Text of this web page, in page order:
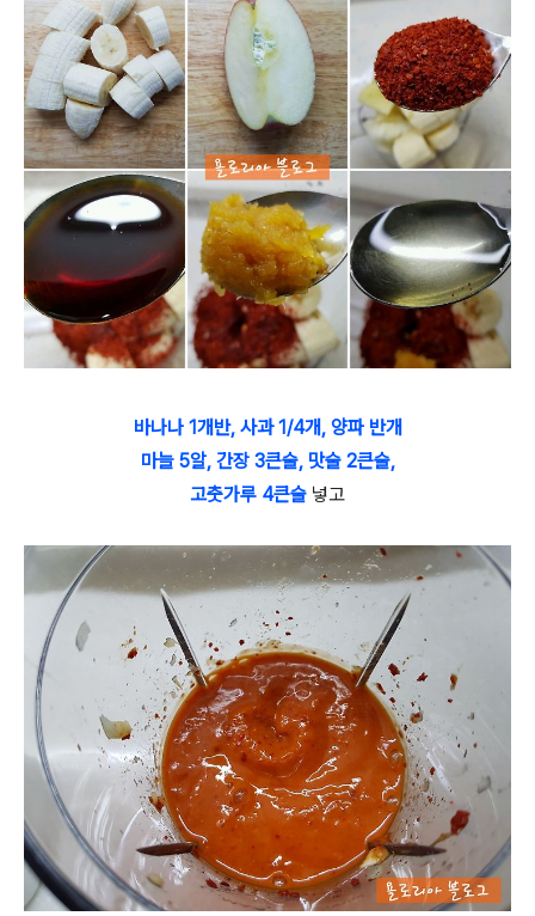
바나나 1개반, 사과 1/4개, 양파 반개
마늘 5알, 간장 3큰술, 맛술 2큰술,
고춧가루 4큰술 넣고